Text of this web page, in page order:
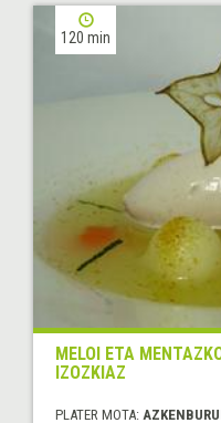
120 min
MELOI ETA
IZOZKIAZ
PLATER MOTA: